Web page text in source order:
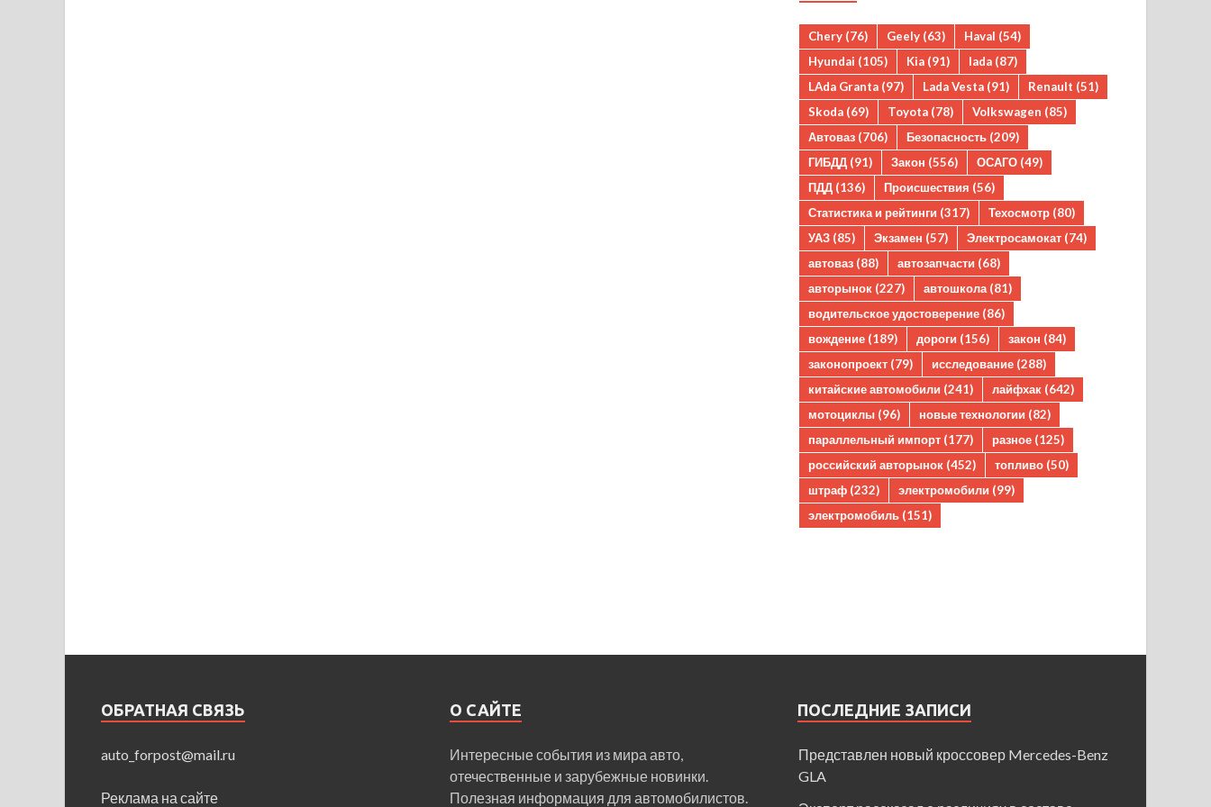
Chery (76) Geely (63) Haval (54)
Hyundai (105) Kia (91) lada (87)
LAda Granta (97) Lada Vesta (91) Renault (51)
Skoda (69) Toyota (78) Volkswagen (85)
Автоваз (706) Безопасность (209)
ГИБДД (91) Закон (556) ОСАГО (49)
ПДД (136) Происшествия (56)
Статистика и рейтинги (317) Техосмотр (80)
УАЗ (85) Экзамен (57) Электросамокат (74)
автоваз (88) автозапчасти (68)
авторынок (227) автошкола (81)
водительское удостоверение (86)
вождение (189) дороги (156) закон (84)
законопроект (79) исследование (288)
китайские автомобили (241) лайфхак (642)
мотоциклы (96) новые технологии (82)
параллельный импорт (177) разное (125)
российский авторынок (452) топливо (50)
штраф (232) электромобили (99)
электромобиль (151)
ОБРАТНАЯ СВЯЗЬ
auto_forpost@mail.ru
Реклама на сайте
О САЙТЕ
Интересные события из мира авто,
отечественные и зарубежные новинки.
Полезная информация для автомобилистов.
ПОСЛЕДНИЕ ЗАПИСИ
Представлен новый кроссовер Mercedes-Benz
GLA